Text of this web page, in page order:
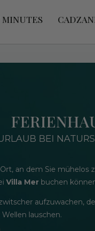
MINUTES
BEI
an dem Sie mühelos
Villa Mer buchen
aufzuwachen,
lauschen.